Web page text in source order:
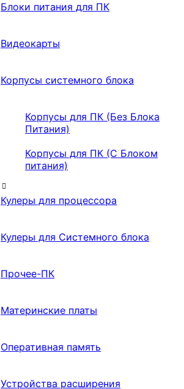
Блоки питания для ПК
Видеокарты
Корпусы системного блока
Корпусы для ПК (Без Блока
Питания)
Корпусы для ПК (С Блоком
питания)
Кулеры для процессора
Кулеры для Системного блока
Прочее-ПК
Материнские платы
Оперативная память
Устройства расширения